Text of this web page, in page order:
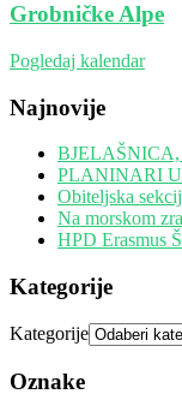
Grobničke Alpe
Pogledaj kalendar
Najnovije
PLANINARI
Obiteljska
Na morskom
HPD Erasmus
Kategorije
Kategorije
Oznake